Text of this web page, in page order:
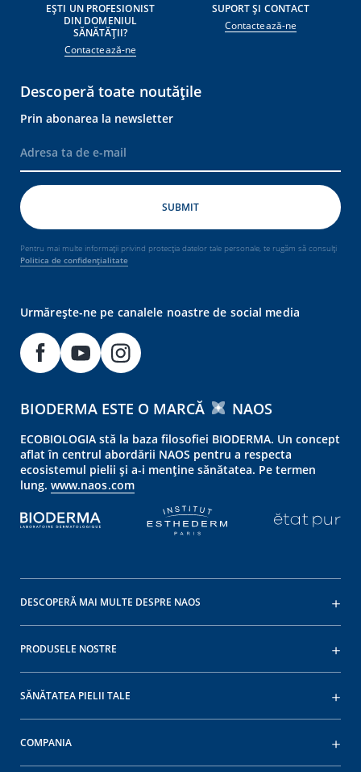
EȘTI UN PROFESIONIST
DIN DOMENIUL
SĂNĂTĂȚII?
Contactează-ne
SUPORT ȘI CONTACT
Contactează-ne
Descoperă toate noutățile
Prin abonarea la newsletter
Pentru mai multe informații privind protecția datelor tale personale, te rugăm să consulți
Politica de confidențialitate
Urmărește-ne pe canalele noastre de social media
BIODERMA ESTE O MARCĂ NAOS
ECOBIOLOGIA stă la baza filosofiei BIODERMA. Un concept
aflat în centrul abordării NAOS pentru a respecta
ecosistemul pielii și a-i menține sănătatea. Pe termen
lung. www.naos.com
DESCOPERĂ MAI MULTE DESPRE NAOS
PRODUSELE NOSTRE
SĂNĂTATEA PIELII TALE
COMPANIA